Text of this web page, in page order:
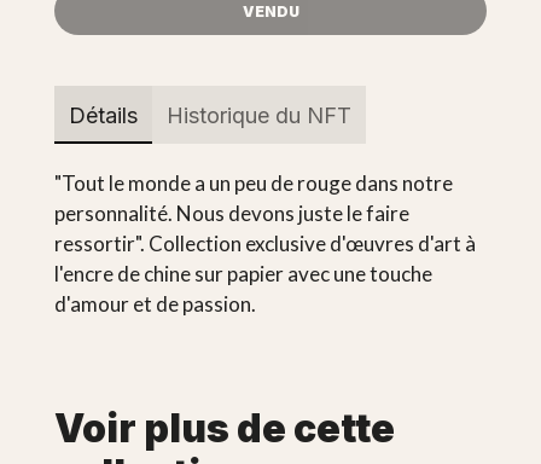
VENDU
Détails Historique du NFT
"Tout le monde a un peu de rouge dans notre
personnalité. Nous devons juste le faire
ressortir". Collection exclusive d'œuvres d'art à
l'encre de chine sur papier avec une touche
d'amour et de passion.
Voir plus de cette